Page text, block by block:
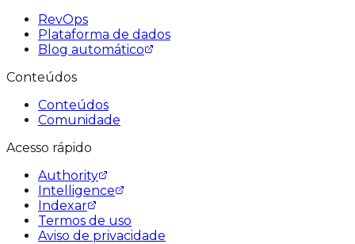
RevOps
Plataforma de dados
Blog automático
Conteúdos
Conteúdos
Comunidade
Acesso rápido
Authority
Intelligence
Indexar
Termos de uso
Aviso de privacidade